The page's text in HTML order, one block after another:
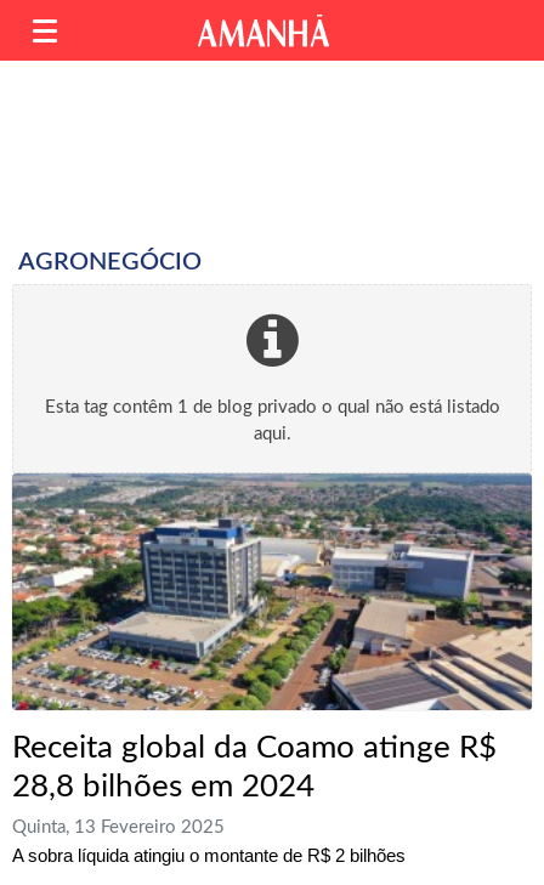
AGRONEGÓCIO
Esta tag contêm 1 de blog privado o qual não está listado
aqui.
Receita global da Coamo atinge R$
28,8 bilhões em 2024
Quinta, 13 Fevereiro 2025
A sobra líquida atingiu o montante de R$ 2 bilhões